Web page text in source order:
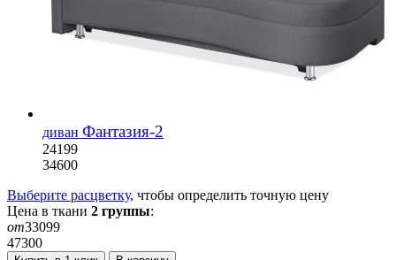
диван Фантазия-2
24199
34600
Выберите расцветку, чтобы определить точную цену
Цена в ткани 2 группы:
от33099
47300